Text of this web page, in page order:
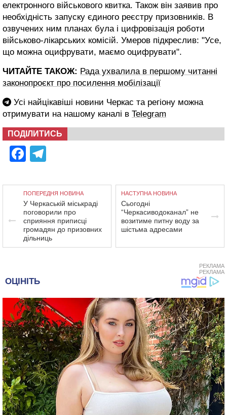
електронного військового квитка. Також він заявив про
необхідність запуску єдиного реєстру призовників. В
озвучених ним планах була і цифровізація роботи
військово-лікарських комісій. Умеров підкреслив: "Усе,
що можна оцифрувати, маємо оцифрувати".
ЧИТАЙТЕ ТАКОЖ: Рада ухвалила в першому читанні
законопроєкт про посилення мобілізації
Усі найцікавіші новини Черкас та регіону можна
отримувати на нашому каналі в Telegram
ПОДІЛИТИСЬ
Facebook
ПОПЕРЕДНЯ НОВИНА
У Черкаській міськраді
поговорили про
сприяння приписці
громадян до призовних
дільниць
НАСТУПНА НОВИНА
Сьогодні
“Черкасиводоканал” не
возитиме питну воду за
шістьма адресами
РЕКЛАМА
РЕКЛАМА